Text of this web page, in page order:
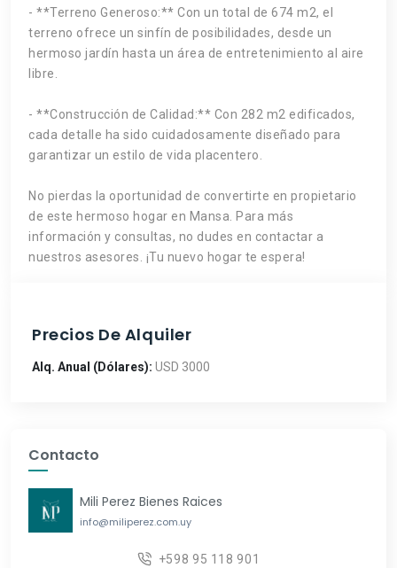
- **Terreno Generoso:** Con un total de 674 m2, el
terreno ofrece un sinfín de posibilidades, desde un
hermoso jardín hasta un área de entretenimiento al aire
libre.
- **Construcción de Calidad:** Con 282 m2 edificados,
cada detalle ha sido cuidadosamente diseñado para
garantizar un estilo de vida placentero.
No pierdas la oportunidad de convertirte en propietario
de este hermoso hogar en Mansa. Para más
información y consultas, no dudes en contactar a
nuestros asesores. ¡Tu nuevo hogar te espera!
Precios De Alquiler
Alq. Anual (Dólares): USD 3000
Contacto
Mili Perez Bienes Raices
info@miliperez.com.uy
+598 95 118 901